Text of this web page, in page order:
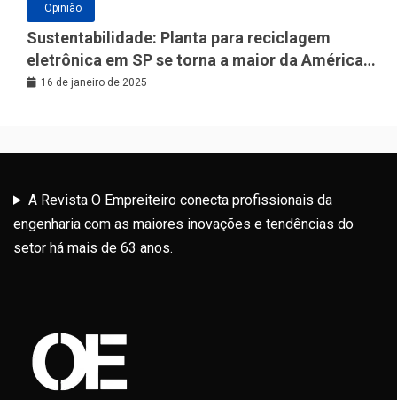
Opinião
Sustentabilidade: Planta para reciclagem
eletrônica em SP se torna a maior da América
Latina
16 de janeiro de 2025
A Revista O Empreiteiro conecta profissionais da
engenharia com as maiores inovações e tendências do
setor há mais de 63 anos.